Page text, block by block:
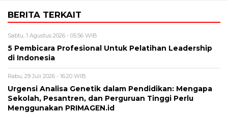
BERITA TERKAIT
Sabtu, 1 Agustus 2026 - 05:56 WIB
5 Pembicara Profesional Untuk Pelatihan Leadership
di Indonesia
Rabu, 29 Juli 2026 - 16:20 WIB
Urgensi Analisa Genetik dalam Pendidikan: Mengapa
Sekolah, Pesantren, dan Perguruan Tinggi Perlu
Menggunakan PRIMAGEN.id